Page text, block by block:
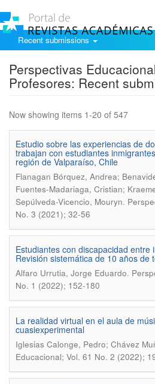
Recent submissions
Perspectivas
Profesores: Recent
Now showing items 1-20 of 547
Estudio sobre las experiencias de
trabajan con estudiantes
región de Valparaíso, Chile
Flanagan Bórquez, Andrea;
Fuentes-Madariaga, Cristian;
Sepúlveda-Vicencio, Mouryn.
No. 3 (2021); 32-56
Estudiantes con discapacidad entre
Revisión sistemática de 10 años de
Alfaro Urrutia, Jorge Eduardo.
No. 1 (2022); 152-180
La realidad virtual en el aula de
cuasiexperimental
Iglesias Calonge, Pedro; Chávez
Educacional; Vol. 61 No. 2 (2022);